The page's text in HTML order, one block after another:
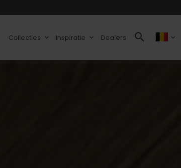
Collecties Inspiratie Dealers